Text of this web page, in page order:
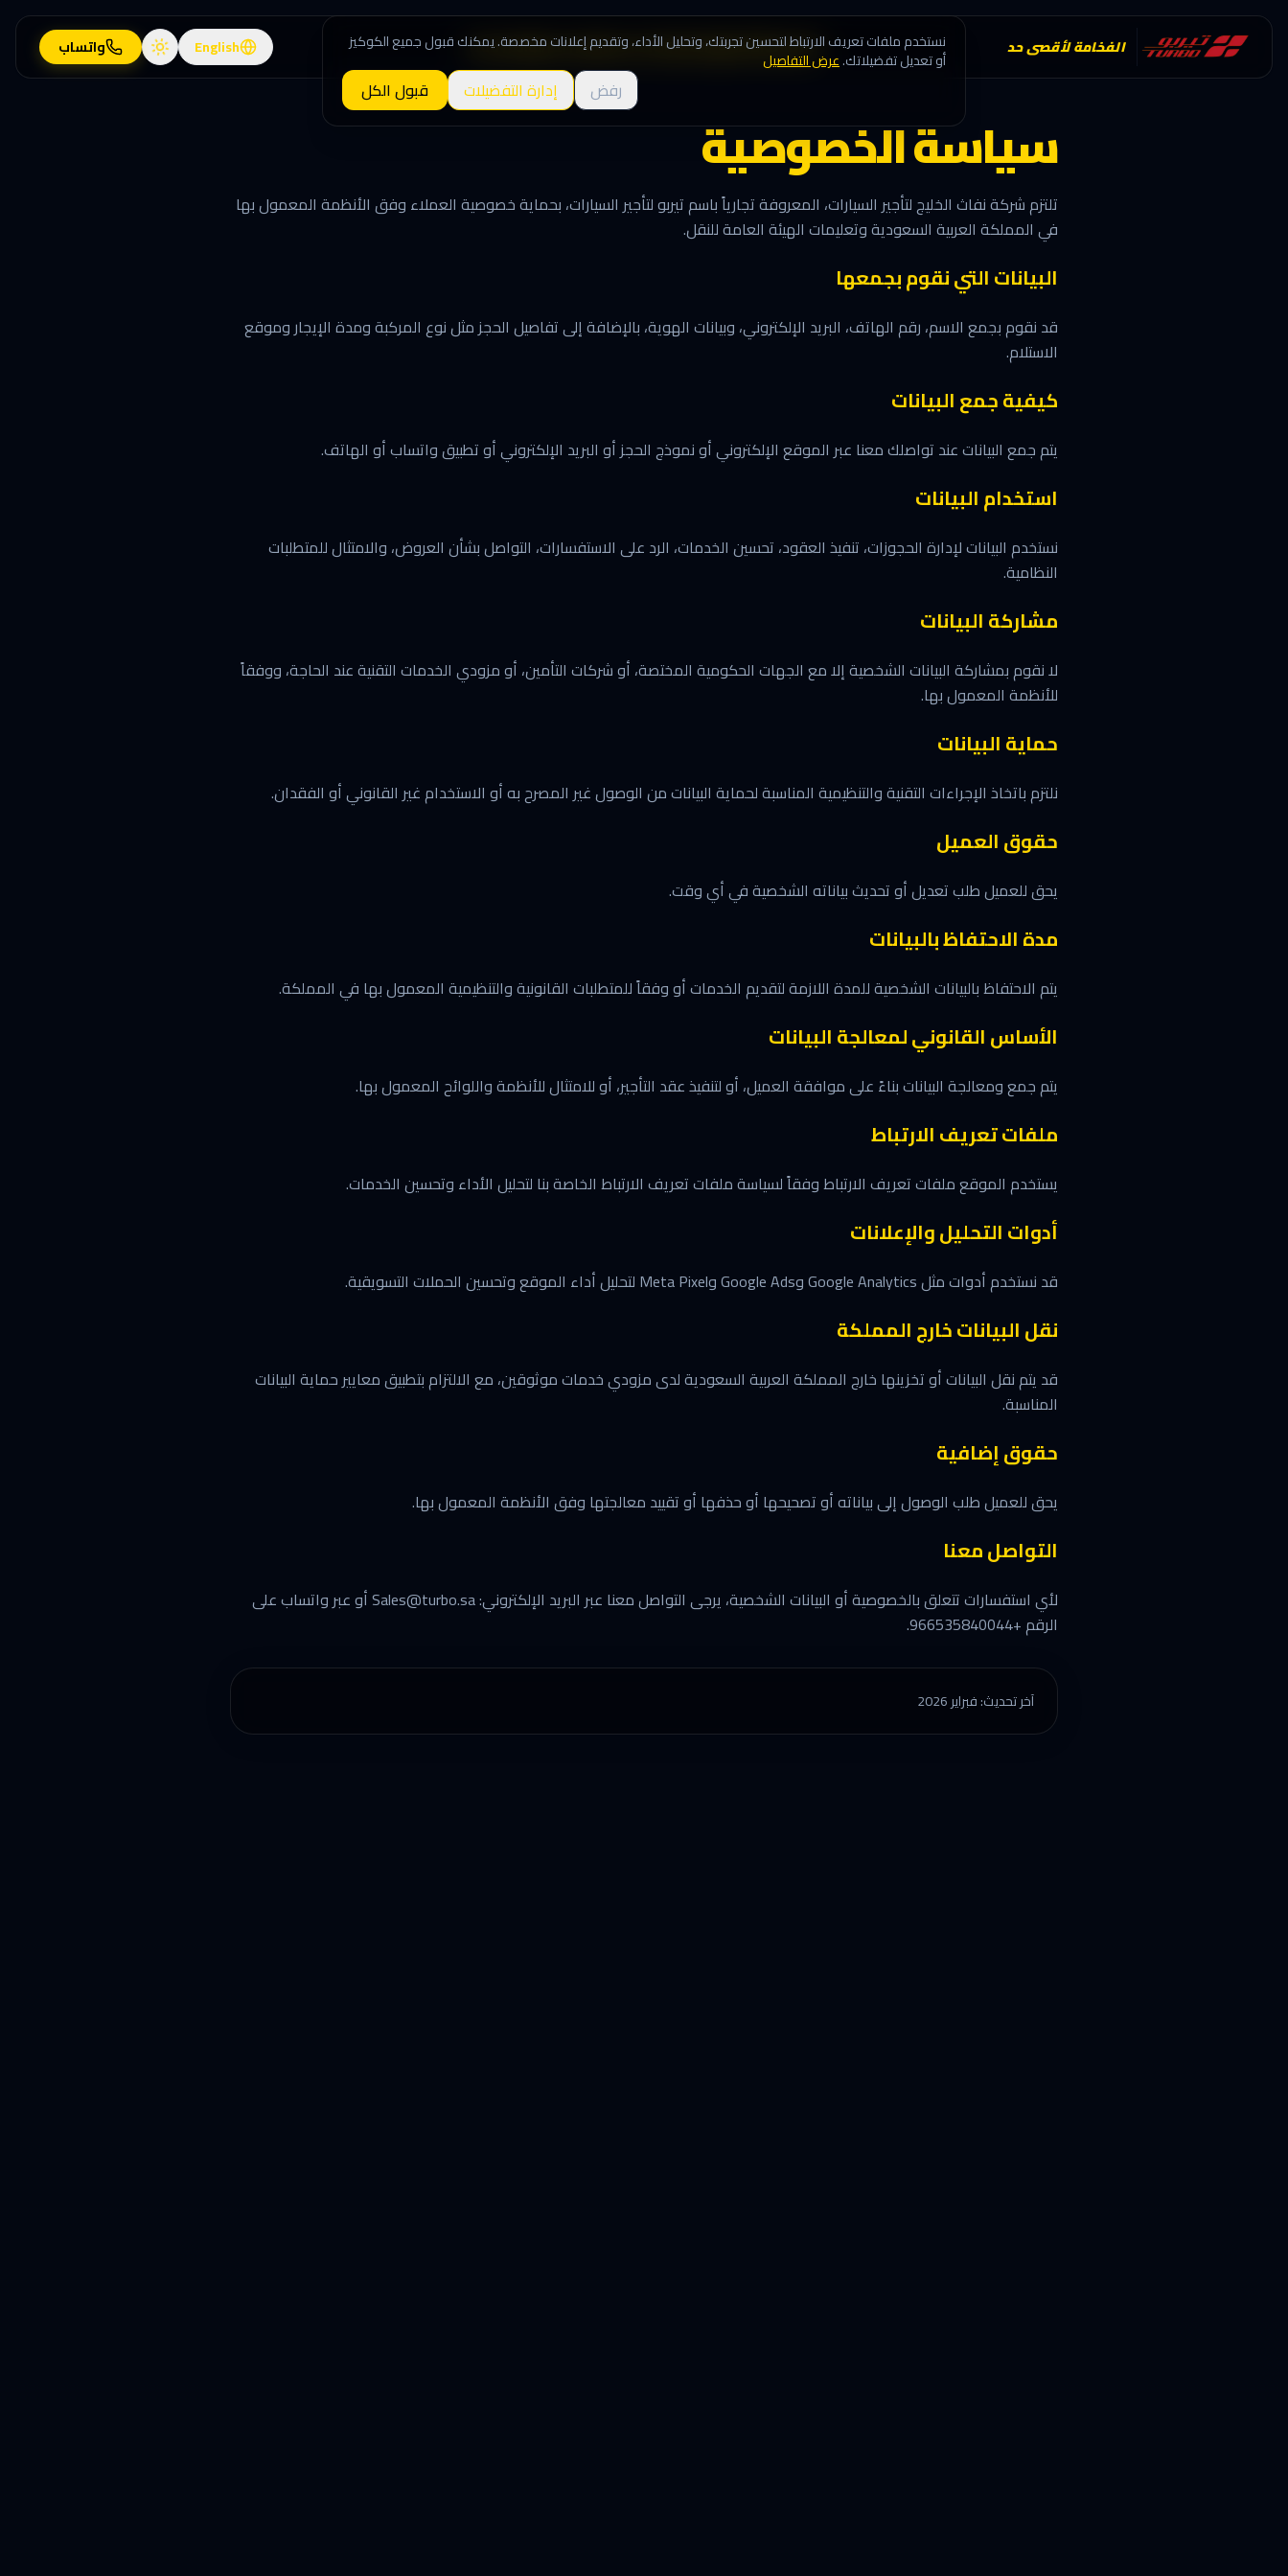
الفخامة لأقصى حد الرئيسيةالأسطولالمميزاتحجز سيارةمن نحنتواصل معنا English واتساب
سياسة الخصوصية
تلتزم شركة نفاث الخليج لتأجير السيارات، المعروفة تجارياً باسم تيربو لتأجير السيارات، بحماية خصوصية العملاء وفق الأنظمة المعمول بها
في المملكة العربية السعودية وتعليمات الهيئة العامة للنقل.
البيانات التي نقوم بجمعها
قد نقوم بجمع الاسم، رقم الهاتف، البريد الإلكتروني، وبيانات الهوية، بالإضافة إلى تفاصيل الحجز مثل نوع المركبة ومدة الإيجار وموقع
الاستلام.
كيفية جمع البيانات
يتم جمع البيانات عند تواصلك معنا عبر الموقع الإلكتروني أو نموذج الحجز أو البريد الإلكتروني أو تطبيق واتساب أو الهاتف.
استخدام البيانات
نستخدم البيانات لإدارة الحجوزات، تنفيذ العقود، تحسين الخدمات، الرد على الاستفسارات، التواصل بشأن العروض، والامتثال للمتطلبات
النظامية.
مشاركة البيانات
لا نقوم بمشاركة البيانات الشخصية إلا مع الجهات الحكومية المختصة، أو شركات التأمين، أو مزودي الخدمات التقنية عند الحاجة، ووفقاً
للأنظمة المعمول بها.
حماية البيانات
نلتزم باتخاذ الإجراءات التقنية والتنظيمية المناسبة لحماية البيانات من الوصول غير المصرح به أو الاستخدام غير القانوني أو الفقدان.
حقوق العميل
يحق للعميل طلب تعديل أو تحديث بياناته الشخصية في أي وقت.
مدة الاحتفاظ بالبيانات
يتم الاحتفاظ بالبيانات الشخصية للمدة اللازمة لتقديم الخدمات أو وفقاً للمتطلبات القانونية والتنظيمية المعمول بها في المملكة.
الأساس القانوني لمعالجة البيانات
يتم جمع ومعالجة البيانات بناءً على موافقة العميل، أو لتنفيذ عقد التأجير، أو للامتثال للأنظمة واللوائح المعمول بها.
ملفات تعريف الارتباط
يستخدم الموقع ملفات تعريف الارتباط وفقاً لسياسة ملفات تعريف الارتباط الخاصة بنا لتحليل الأداء وتحسين الخدمات.
أدوات التحليل والإعلانات
قد نستخدم أدوات مثل Google Analytics وGoogle Ads وMeta Pixel لتحليل أداء الموقع وتحسين الحملات التسويقية.
نقل البيانات خارج المملكة
قد يتم نقل البيانات أو تخزينها خارج المملكة العربية السعودية لدى مزودي خدمات موثوقين، مع الالتزام بتطبيق معايير حماية البيانات
المناسبة.
حقوق إضافية
يحق للعميل طلب الوصول إلى بياناته أو تصحيحها أو حذفها أو تقييد معالجتها وفق الأنظمة المعمول بها.
التواصل معنا
لأي استفسارات تتعلق بالخصوصية أو البيانات الشخصية، يرجى التواصل معنا عبر البريد الإلكتروني: Sales@turbo.sa أو عبر واتساب على
الرقم +966535840044.
آخر تحديث: فبراير 2026
نستخدم ملفات تعريف الارتباط لتحسين تجربتك، وتحليل الأداء، وتقديم إعلانات مخصصة. يمكنك قبول جميع الكوكيز
أو تعديل تفضيلاتك.عرض التفاصيل
رفض إدارة التفضيلات قبول الكل